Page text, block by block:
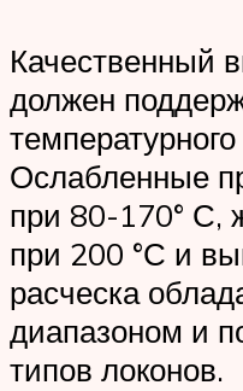
Качественный
должен
Ослабленные
при 80-170° С,
при 200 °С и
расческа
диапазоном и
типов локонов.